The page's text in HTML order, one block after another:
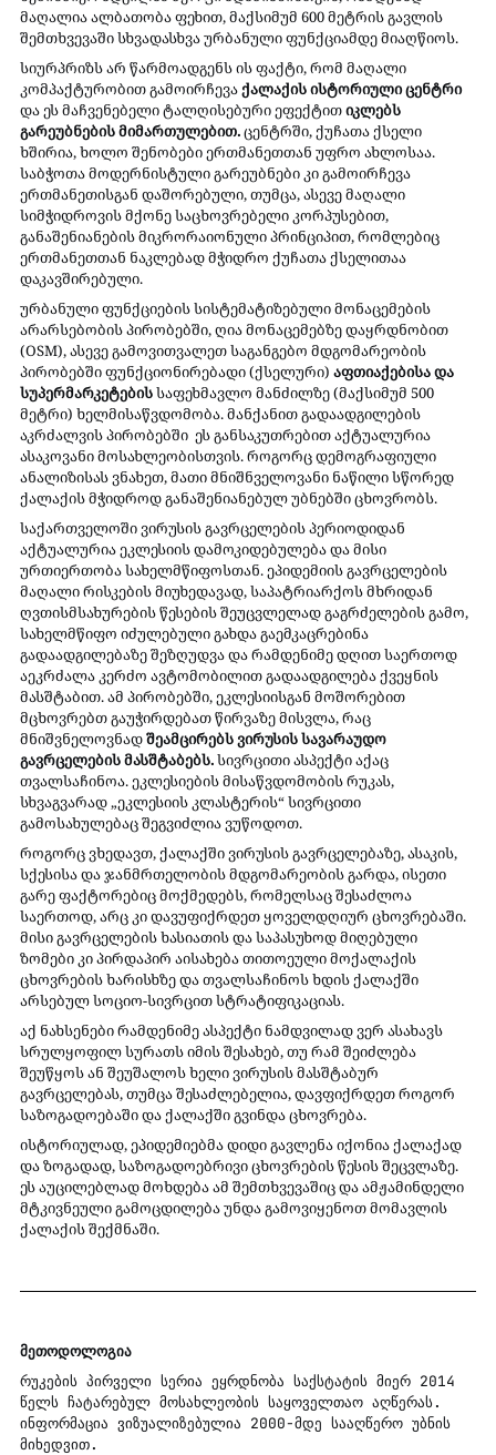
მაღალია ალბათობა ფეხით, მაქსიმუმ 600 მეტრის გავლის
შემთხვევაში სხვადასხვა ურბანული ფუნქციამდე მიაღწიოს.
სიურპრიზს არ წარმოადგენს ის ფაქტი, რომ მაღალი
კომპაქტურობით გამოირჩევა ქალაქის ისტორიული ცენტრი
და ეს მაჩვენებელი ტალღისებური ეფექტით იკლებს
გარეუბნების მიმართულებით. ცენტრში, ქუჩათა ქსელი
ხშირია, ხოლო შენობები ერთმანეთთან უფრო ახლოსაა.
საბჭოთა მოდერნისტული გარეუბნები კი გამოირჩევა
ერთმანეთისგან დაშორებული, თუმცა, ასევე მაღალი
სიმჭიდროვის მქონე საცხოვრებელი კორპუსებით,
განაშენიანების მიკრორაიონული პრინციპით, რომლებიც
ერთმანეთთან ნაკლებად მჭიდრო ქუჩათა ქსელითაა
დაკავშირებული.
ურბანული ფუნქციების სისტემატიზებული მონაცემების
არარსებობის პირობებში, ღია მონაცემებზე დაყრდნობით
(OSM), ასევე გამოვითვალეთ საგანგებო მდგომარეობის
პირობებში ფუნქციონირებადი (ქსელური) აფთიაქებისა და
სუპერმარკეტების საფეხმავლო მანძილზე (მაქსიმუმ 500
მეტრი) ხელმისაწვდომობა. მანქანით გადაადგილების
აკრძალვის პირობებში  ეს განსაკუთრებით აქტუალურია
ასაკოვანი მოსახლეობისთვის. როგორც დემოგრაფიული
ანალიზისას ვნახეთ, მათი მნიშნველოვანი ნაწილი სწორედ
ქალაქის მჭიდროდ განაშენიანებულ უბნებში ცხოვრობს.
საქართველოში ვირუსის გავრცელების პერიოდიდან
აქტუალურია ეკლესიის დამოკიდებულება და მისი
ურთიერთობა სახელმწიფოსთან. ეპიდემიის გავრცელების
მაღალი რისკების მიუხედავად, საპატრიარქოს მხრიდან
ღვთისმსახურების წესების შეუცვლელად გაგრძელების გამო,
სახელმწიფო იძულებული გახდა გაემკაცრებინა
გადაადგილებაზე შეზღუდვა და რამდენიმე დღით საერთოდ
აეკრძალა კერძო ავტომობილით გადაადგილება ქვეყნის
მასშტაბით. ამ პირობებში, ეკლესიისგან მოშორებით
მცხოვრებთ გაუჭირდებათ წირვაზე მისვლა, რაც
მნიშვნელოვნად შეამცირებს ვირუსის სავარაუდო
გავრცელების მასშტაბებს. სივრცითი ასპექტი აქაც
თვალსაჩინოა. ეკლესიების მისაწვდომობის რუკას,
სხვაგვარად „ეკლესიის კლასტერის“ სივრცითი
გამოსახულებაც შეგვიძლია ვუწოდოთ.
როგორც ვხედავთ, ქალაქში ვირუსის გავრცელებაზე, ასაკის,
სქესისა და ჯანმრთელობის მდგომარეობის გარდა, ისეთი
გარე ფაქტორებიც მოქმედებს, რომელსაც შესაძლოა
საერთოდ, არც კი დავუფიქრდეთ ყოველდღიურ ცხოვრებაში.
მისი გავრცელების ხასიათის და საპასუხოდ მიღებული
ზომები კი პირდაპირ აისახება თითოეული მოქალაქის
ცხოვრების ხარისხზე და თვალსაჩინოს ხდის ქალაქში
არსებულ სოციო-სივრცით სტრატიფიკაციას.
აქ ნახსენები რამდენიმე ასპექტი ნამდვილად ვერ ასახავს
სრულყოფილ სურათს იმის შესახებ, თუ რამ შეიძლება
შეუწყოს ან შეუშალოს ხელი ვირუსის მასშტაბურ
გავრცელებას, თუმცა შესაძლებელია, დავფიქრდეთ როგორ
საზოგადოებაში და ქალაქში გვინდა ცხოვრება.
ისტორიულად, ეპიდემიებმა დიდი გავლენა იქონია ქალაქად
და ზოგადად, საზოგადოებრივი ცხოვრების წესის შეცვლაზე.
ეს აუცილებლად მოხდება ამ შემთხვევაშიც და ამჟამინდელი
მტკივნეული გამოცდილება უნდა გამოვიყენოთ მომავლის
ქალაქის შექმნაში.
მეთოდოლოგია
რუკების პირველი სერია ეყრდნობა საქსტატის მიერ 2014
წელს ჩატარებულ მოსახლეობის საყოველთაო აღწერას.
ინფორმაცია ვიზუალიზებულია 2000-მდე სააღწერო უბნის
მიხედვით.